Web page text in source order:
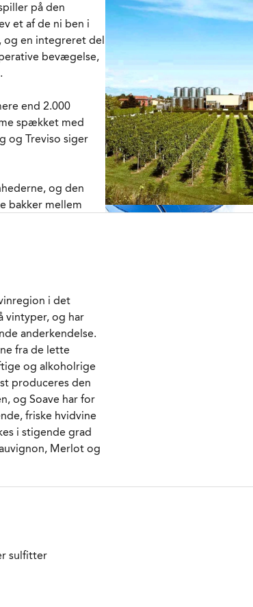
for gæringen og
sur Lie i
gærstammer og
en vin, som
om Piaves terroir
som navnet på en
af vine i omløb, som
hensyn til stil og
stadig forfriskende
frugtagtig vin i fin
charcuteri, lette
på den
et af de ni ben i
og en integreret del
bevægelse,
end 2.000
spækket med
og Treviso siger
og den
bakker mellem
har i den grad nydt
vi engang
vin, og Bosco
mousserende
produktion af
på 6 forskellige
vine.
er, at især de
til
da også en
der kommer
som de
kunne tilbyde vine
i det
vintyper, og har
anderkendelse.
fra de lette
og alkoholrige
produceres den
og Soave har for
friske hvidvine
i stigende grad
Merlot og
sulfitter